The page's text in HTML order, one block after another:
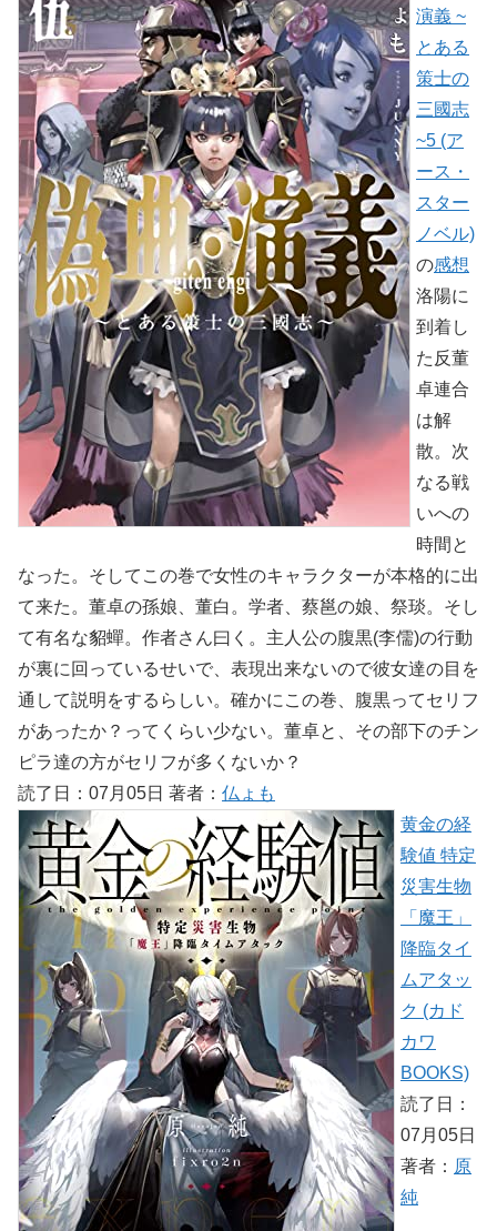
演義 ~
とある
策士の
三國志
~5 (ア
ース・
スター
ノベル)
の感想
洛陽に
到着し
た反董
卓連合
は解
散。次
なる戦
いへの
時間と
なった。そしてこの巻で女性のキャラクターが本格的に出
て来た。董卓の孫娘、董白。学者、蔡邕の娘、祭琰。そし
て有名な貂蟬。作者さん曰く。主人公の腹黒(李儒)の行動
が裏に回っているせいで、表現出来ないので彼女達の目を
通して説明をするらしい。確かにこの巻、腹黒ってセリフ
があったか？ってくらい少ない。董卓と、その部下のチン
ピラ達の方がセリフが多くないか？
読了日：07月05日 著者： 仏ょも
黄金の経
験値 特定
災害生物
「魔王」
降臨タイ
ムアタッ
ク (カド
カワ
BOOKS)
読了日：
07月05日
著者： 原
純